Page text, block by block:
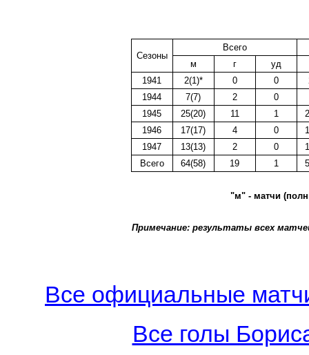
Сезоны
Всего
м
г
уд
1941
2(1)* 0 0
1944
7(7) 2
0
1945
25(20) 11 1
1946
17(17) 4 0
1947
13(13) 2 0
Всего
64(58) 19 1
"м" - матчи
Примечание: результаты всех
Все официальные
Все голы